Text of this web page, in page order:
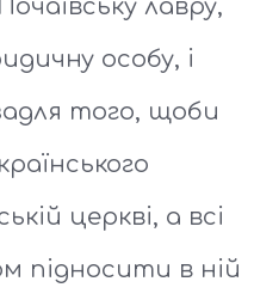
лавру,
особу, і
того, щоби
церкві, а всі
підносити в ній